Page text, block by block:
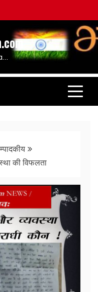
की विफलता